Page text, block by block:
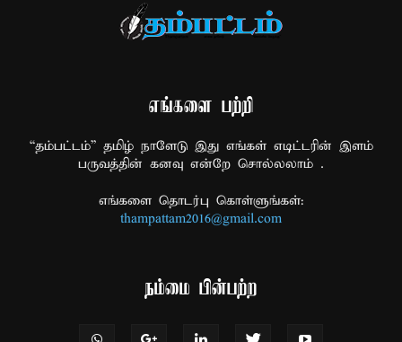
எங்களை பற்றி
“தம்பட்டம்” தமிழ் நாளேடு இது எங்கள் எடிட்டரின் இளம்
பருவத்தின் கனவு என்றே சொல்லலாம் .
எங்களை தொடர்பு கொள்ளுங்கள்:
thampattam2016@gmail.com
நம்மை பின்பற்ற